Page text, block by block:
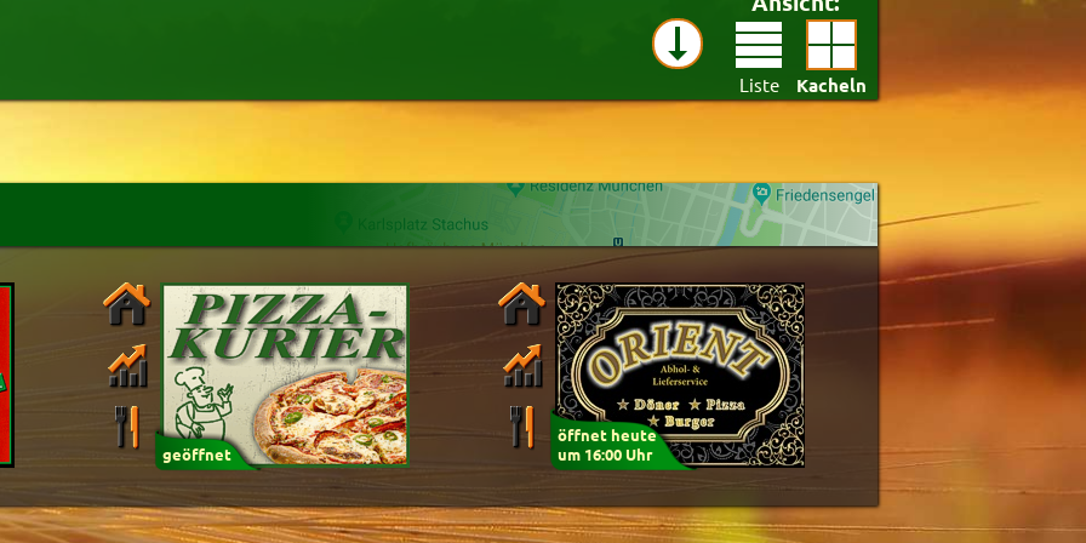
Liste Kacheln
Mindestbestellwert
Name
(ältester Shop zuerst)
Mexikanisch
Schwäbisch
Burger
Fingerfood
Sandwich
Rösti
Schnitzel
Kindergerichte
Dessert
Getränke
84.8%
geöffnet
85.4%
öffnet heute
um 16:00 Uhr